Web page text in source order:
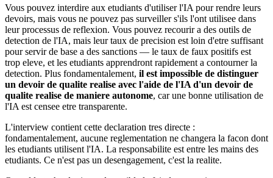
Vous pouvez interdire aux etudiants d'utiliser l'IA pour rendre leurs
devoirs, mais vous ne pouvez pas surveiller s'ils l'ont utilisee dans
leur processus de reflexion. Vous pouvez recourir a des outils de
detection de l'IA, mais leur taux de precision est loin d'etre suffisant
pour servir de base a des sanctions — le taux de faux positifs est
trop eleve, et les etudiants apprendront rapidement a contourner la
detection. Plus fondamentalement, il est impossible de distinguer
un devoir de qualite realise avec l'aide de l'IA d'un devoir de
qualite realise de maniere autonome, car une bonne utilisation de
l'IA est censee etre transparente.
L'interview contient cette declaration tres directe :
fondamentalement, aucune reglementation ne changera la facon dont
les etudiants utilisent l'IA. La responsabilite est entre les mains des
etudiants. Ce n'est pas un desengagement, c'est la realite.